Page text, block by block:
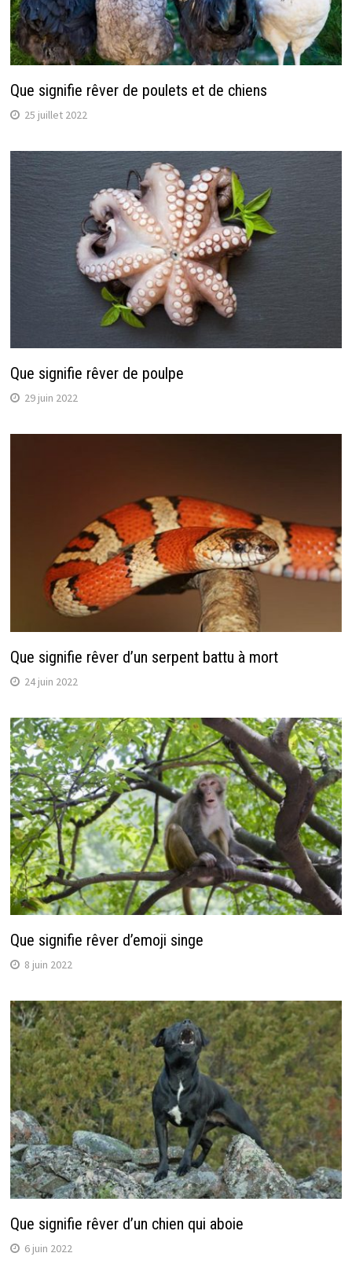
Que signifie rêver de poulets et de chiens
25 juillet 2022
Que signifie rêver de poulpe
29 juin 2022
Que signifie rêver d’un serpent battu à mort
24 juin 2022
Que signifie rêver d’emoji singe
8 juin 2022
Que signifie rêver d’un chien qui aboie
6 juin 2022